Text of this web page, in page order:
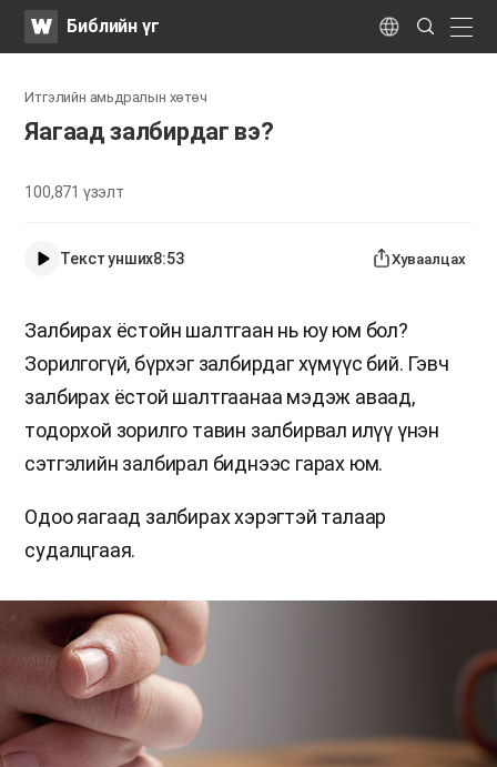
WATVБиблийн үг Language
Search
Submit
Итгэлийн амьдралын хөтөч
Яагаад залбирдаг вэ?
100,871 үзэлт
Текст унших8:53 Хуваалцах
Залбирах ёстойн шалтгаан нь юу юм бол?
Зорилгогүй, бүрхэг залбирдаг хүмүүс бий. Гэвч
залбирах ёстой шалтгаанаа мэдэж аваад,
тодорхой зорилго тавин залбирвал илүү үнэн
сэтгэлийн залбирал биднээс гарах юм.
Одоо яагаад залбирах хэрэгтэй талаар
судалцгаая.